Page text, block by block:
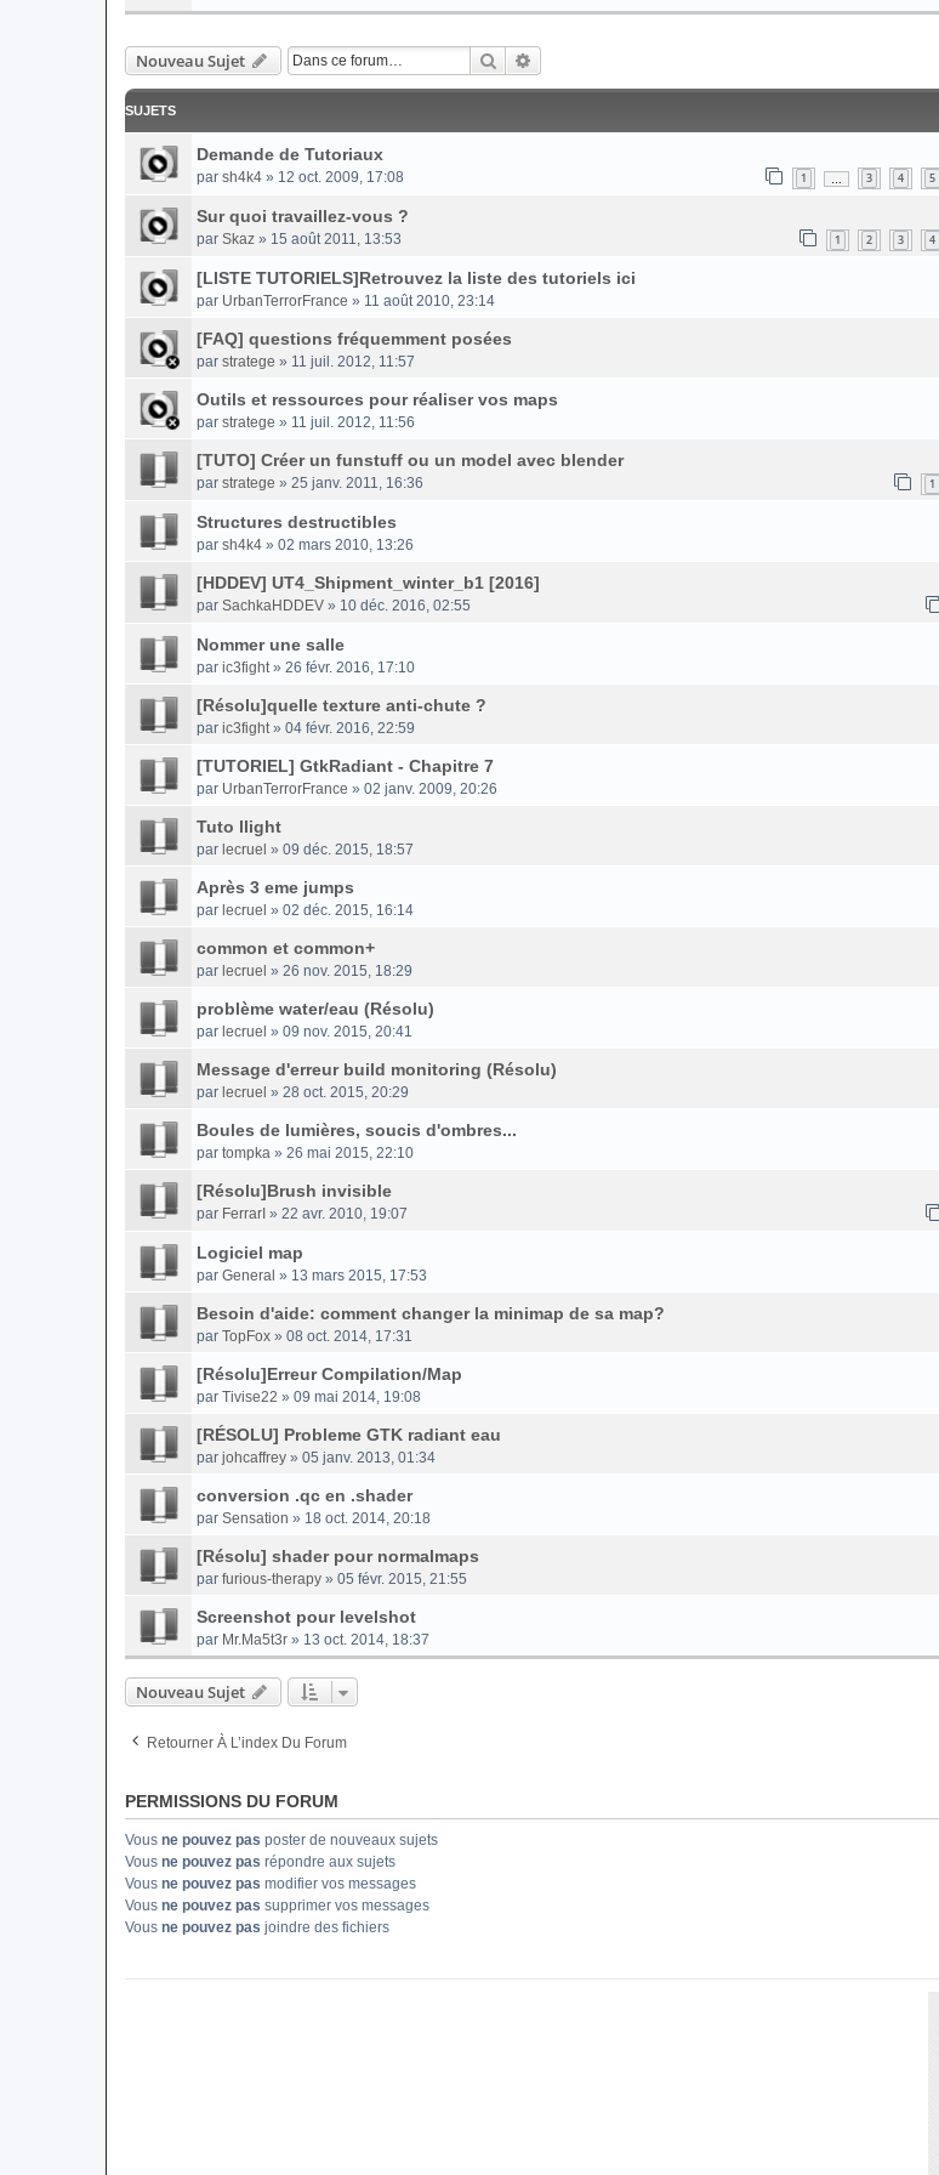
Nouveau Sujet Rechercher
SUJETS
Demande de Tutoriaux
par sh4k4 » 12 oct. 2009, 17:08 1 3 4 5
Sur quoi travaillez-vous ?
par Skaz » 15 août 2011, 13:53 1 2 3 4
[LISTE TUTORIELS]Retrouvez la liste des tutoriels ici
par UrbanTerrorFrance » 11 août 2010, 23:14
[FAQ] questions fréquemment posées
par stratege » 11 juil. 2012, 11:57
Outils et ressources pour réaliser vos maps
par stratege » 11 juil. 2012, 11:56
[TUTO] Créer un funstuff ou un model avec blender
par stratege » 25 janv. 2011, 16:36 1
Structures destructibles
par sh4k4 » 02 mars 2010, 13:26
[HDDEV] UT4_Shipment_winter_b1 [2016]
par SachkaHDDEV » 10 déc. 2016, 02:55
Nommer une salle
par ic3fight» 26 févr. 2016, 17:10
[Résolu]quelle texture anti-chute ?
par ic3fight» 04 févr. 2016, 22:59
[TUTORIEL] GtkRadiant - Chapitre 7
par UrbanTerrorFrance » 02 janv. 2009, 20:26
Tuto llight
par lecruel » 09 déc. 2015, 18:57
Après 3 eme jumps
par lecruel » 02 déc. 2015, 16:14
common et common+
par lecruel » 26 nov. 2015, 18:29
problème water/eau (Résolu)
par lecruel » 09 nov. 2015, 20:41
Message d'erreur build monitoring (Résolu)
par lecruel » 28 oct. 2015, 20:29
Boules de lumières, soucis d'ombres...
par tompka » 26 mai 2015, 22:10
[Résolu]Brush invisible
par FerrarI » 22 avr. 2010, 19:07
Logiciel map
par General » 13 mars 2015, 17:53
Besoin d'aide: comment changer la minimap de sa map?
par TopFox » 08 oct. 2014, 17:31
[Résolu]Erreur Compilation/Map
par Tivise22 » 09 mai 2014, 19:08
[RÉSOLU] Probleme GTK radiant eau
par johcaffrey » 05 janv. 2013, 01:34
conversion .qc en .shader
par Sensation » 18 oct. 2014, 20:18
[Résolu] shader pour normalmaps
par furious-therapy » 05 févr. 2015, 21:55
Screenshot pour levelshot
par Mr.Ma5t3r » 13 oct. 2014, 18:37
Nouveau Sujet
Retourner À L’index Du Forum
PERMISSIONS DU FORUM
Vous ne pouvez pas poster de nouveaux sujets
Vous ne pouvez pas répondre aux sujets
Vous ne pouvez pas modifier vos messages
Vous ne pouvez pas supprimer vos messages
Vous ne pouvez pas joindre des fichiers